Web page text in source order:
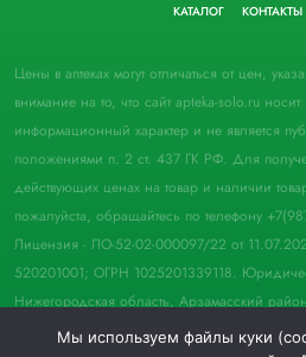
КАТАЛОГ КОНТАКТЫ
Цены в аптеках могут отличаться от цен,
внимание на то, что сайт apteka-solo.ru
информационный характер и не является
положениями п. 2 ст. 437 ГК РФ. Для
действующих ценах на товар и наличии
пожалуйста, обращайтесь по телефону
Лицензия - ЛО-52-02-000097/22 от
520201001; ОГРН 1025201339118.
Нижегородская область, Арзамасский
д. 33, пом. 21.
Мы используем файлы куки